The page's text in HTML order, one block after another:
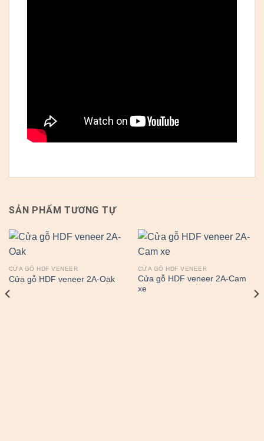
SẢN PHẨM TƯƠNG TỰ
CỬA GỖ HDF VENEER
Cửa gỗ HDF veneer 2A-Oak
CỬA GỖ HDF VENEER
Cửa gỗ HDF veneer 2A-Cam
xe